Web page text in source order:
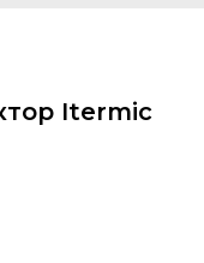
Itermic